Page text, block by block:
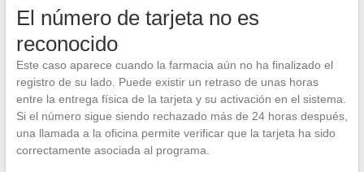
El número de tarjeta no es
reconocido
Este caso aparece cuando la farmacia aún no ha finalizado el
registro de su lado. Puede existir un retraso de unas horas
entre la entrega física de la tarjeta y su activación en el sistema.
Si el número sigue siendo rechazado más de 24 horas después,
una llamada a la oficina permite verificar que la tarjeta ha sido
correctamente asociada al programa.